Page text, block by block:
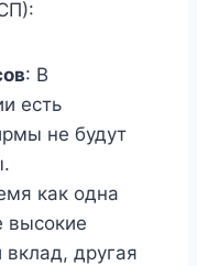
: В
есть
не будут
как одна
высокие
другая